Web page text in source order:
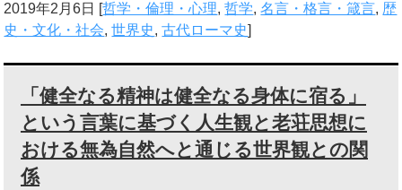
2019年2月6日 [哲学・倫理・心理,哲学,名言・格言・箴言, 歴
史・文化・社会,世界史,古代ローマ史]
「健全なる精神は健全なる身体に宿る」
という言葉に基づく人生観と老荘思想に
おける無為自然へと通じる世界観との関
係